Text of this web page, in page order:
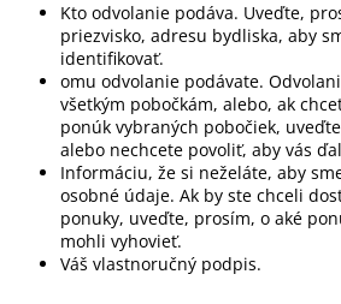
Kto odvolanie podáva. Uveďte,
priezvisko, adresu bydliska, aby
identifikovať.
omu odvolanie podávate.
všetkým pobočkám, alebo, ak
ponúk vybraných pobočiek,
alebo nechcete povoliť, aby vás
Informáciu, že si neželáte, aby
osobné údaje. Ak by ste chceli
ponuky, uveďte, prosím, o aké
mohli vyhovieť.
Váš vlastnoručný podpis.